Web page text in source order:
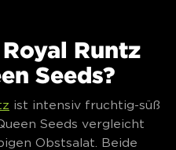
Runtz
Seeds?
ist intensiv fruchtig-süß
Seeds vergleicht
Obstsalat. Beide